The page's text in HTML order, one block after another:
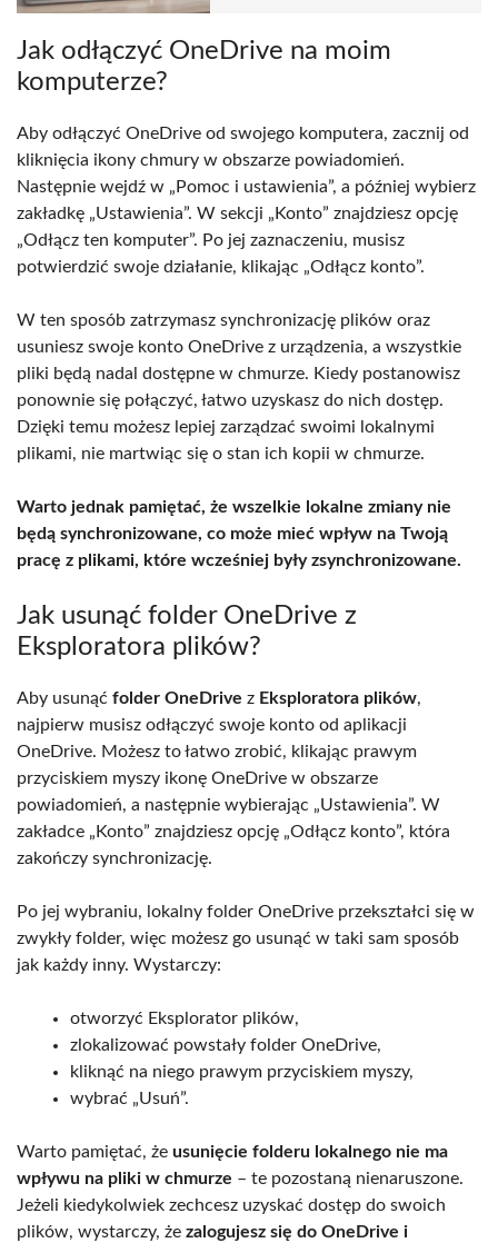
Jak odłączyć OneDrive na moim
komputerze?
Aby odłączyć OneDrive od swojego komputera, zacznij od
kliknięcia ikony chmury w obszarze powiadomień.
Następnie wejdź w „Pomoc i ustawienia”, a później wybierz
zakładkę „Ustawienia”. W sekcji „Konto” znajdziesz opcję
„Odłącz ten komputer”. Po jej zaznaczeniu, musisz
potwierdzić swoje działanie, klikając „Odłącz konto”.
W ten sposób zatrzymasz synchronizację plików oraz
usuniesz swoje konto OneDrive z urządzenia, a wszystkie
pliki będą nadal dostępne w chmurze. Kiedy postanowisz
ponownie się połączyć, łatwo uzyskasz do nich dostęp.
Dzięki temu możesz lepiej zarządzać swoimi lokalnymi
plikami, nie martwiąc się o stan ich kopii w chmurze.
Warto jednak pamiętać, że wszelkie lokalne zmiany nie
będą synchronizowane, co może mieć wpływ na Twoją
pracę z plikami, które wcześniej były zsynchronizowane.
Jak usunąć folder OneDrive z
Eksploratora plików?
Aby usunąć folder OneDrive z Eksploratora plików,
najpierw musisz odłączyć swoje konto od aplikacji
OneDrive. Możesz to łatwo zrobić, klikając prawym
przyciskiem myszy ikonę OneDrive w obszarze
powiadomień, a następnie wybierając „Ustawienia”. W
zakładce „Konto” znajdziesz opcję „Odłącz konto”, która
zakończy synchronizację.
Po jej wybraniu, lokalny folder OneDrive przekształci się w
zwykły folder, więc możesz go usunąć w taki sam sposób
jak każdy inny. Wystarczy:
otworzyć Eksplorator plików,
zlokalizować powstały folder OneDrive,
kliknąć na niego prawym przyciskiem myszy,
wybrać „Usuń”.
Warto pamiętać, że usunięcie folderu lokalnego nie ma
wpływu na pliki w chmurze – te pozostaną nienaruszone.
Jeżeli kiedykolwiek zechcesz uzyskać dostęp do swoich
plików, wystarczy, że zalogujesz się do OneDrive i